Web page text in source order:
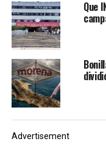
tema es que se
libremente.
“Una manifestación,
todos los días, pues
ejerza la libertad de
decisiones. Eso es
no entrar en la
públicos o no’ que,
instancias”, dijo.
Que
Advertisement